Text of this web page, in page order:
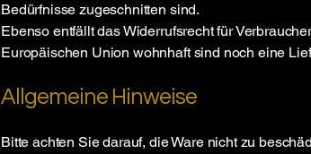
Bedürfnisse zugeschnitten sind.
Ebenso entfällt das Widerrufsrecht für
Europäischen Union wohnhaft sind noch eine
Allgemeine Hinweise
Bitte achten Sie darauf, die Ware nicht zu